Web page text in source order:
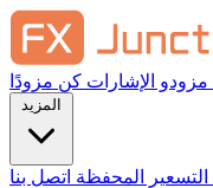
مزودو الإشارات كن مزودًا
التسعير المحفظة اتصل بنا